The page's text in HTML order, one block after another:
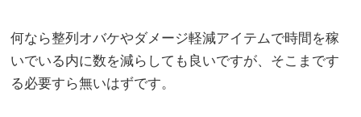
何なら整列オバケやダメージ軽減アイテムで時間を稼
いでいる内に数を減らしても良いですが、そこまです
る必要すら無いはずです。